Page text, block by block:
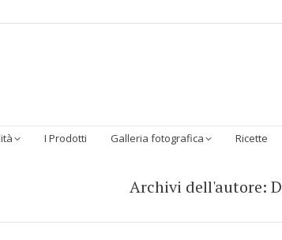
I Prodotti Galleria fotografica Ricette
Archivi dell'autore: